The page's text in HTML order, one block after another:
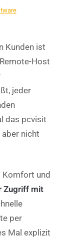
Kunden ist
Host
jeder
das pcvisit
nicht
Komfort und
Zugriff mit
per
Mal explizit